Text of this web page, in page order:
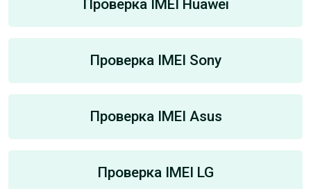
Проверка IMEI Huawei
Проверка IMEI Sony
Проверка IMEI Asus
Проверка IMEI LG